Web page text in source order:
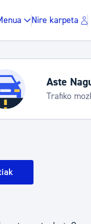
Nire karpeta
Gune publikoa,
Aste
Trafiko